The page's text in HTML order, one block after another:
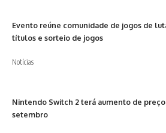
Evento reúne comunidade de jogos de
títulos e sorteio de jogos
Notícias
Nintendo Switch 2 terá aumento de
setembro